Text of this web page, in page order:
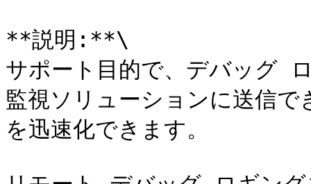
**説明:**\
サポート目的で、デバッグ
監視ソリューションに送信
を迅速化できます。